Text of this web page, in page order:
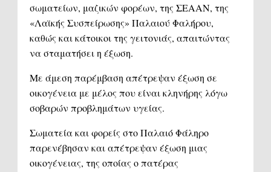
σωματείων, μαζικών φορέων, της ΣΕΑΑΝ, της
«Λαϊκής Συσπείρωσης» Παλαιού Φαλήρου,
καθώς και κάτοικοι της γειτονιάς, απαιτώντας
να σταματήσει η έξωση.
Με άμεση παρέμβαση απέτρεψαν έξωση σε
οικογένεια με μέλος που είναι κληνήρης λόγω
σοβαρών προβλημάτων υγείας.
Σωματεία και φορείς στο Παλαιό Φάληρο
παρενέβησαν και απέτρεψαν έξωση μιας
οικογένειας, της οποίας ο πατέρας